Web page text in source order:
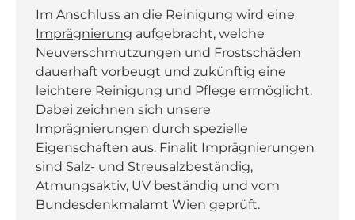
Im Anschluss an die Reinigung wird eine
Imprägnierung aufgebracht, welche
Neuverschmutzungen und Frostschäden
dauerhaft vorbeugt und zukünftig eine
leichtere Reinigung und Pflege ermöglicht.
Dabei zeichnen sich unsere
Imprägnierungen durch spezielle
Eigenschaften aus. Finalit Imprägnierungen
sind Salz- und Streusalzbeständig,
Atmungsaktiv, UV beständig und vom
Bundesdenkmalamt Wien geprüft.